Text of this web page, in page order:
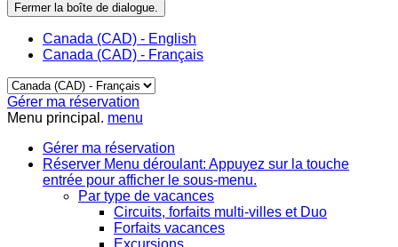
Fermer la boîte de dialogue.
Canada (CAD) - English
Canada (CAD) - Français
Gérer ma réservation
Menu principal. menu
Gérer ma réservation
Réserver Menu déroulant: Appuyez sur la touche
entrée pour afficher le sous-menu.
Par type de vacances
Circuits, forfaits multi-villes et Duo
Forfaits vacances